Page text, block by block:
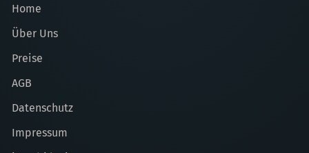
Home
Über Uns
Preise
AGB
Datenschutz
Impressum